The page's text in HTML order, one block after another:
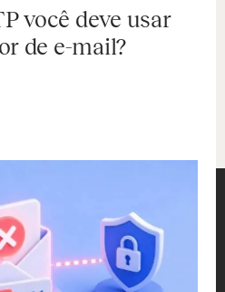
você deve usar
de e-mail?